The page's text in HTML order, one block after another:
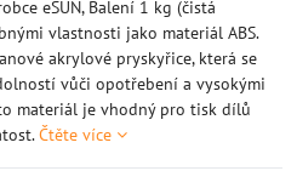
eSUN, Balení 1 kg (čistá
vlastnosti jako materiál ABS.
akrylové pryskyřice, která se
vůči opotřebení a vysokými
materiál je vhodný pro tisk dílů
Čtěte více